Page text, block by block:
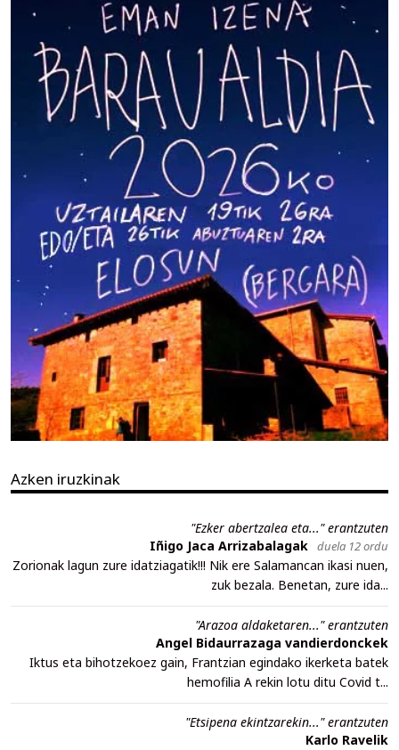
Azken iruzkinak
"Ezker abertzalea eta..." erantzuten
Iñigo Jaca Arrizabalagak duela 12 ordu
Zorionak lagun zure idatziagatik!!! Nik ere Salamancan ikasi nuen,
zuk bezala. Benetan, zure ida...
"Arazoa aldaketaren..." erantzuten
Angel Bidaurrazaga vandierdonckek
Iktus eta bihotzekoez gain, Frantzian egindako ikerketa batek
hemofilia A rekin lotu ditu Covid t...
"Etsipena ekintzarekin..." erantzuten
Karlo Ravelik